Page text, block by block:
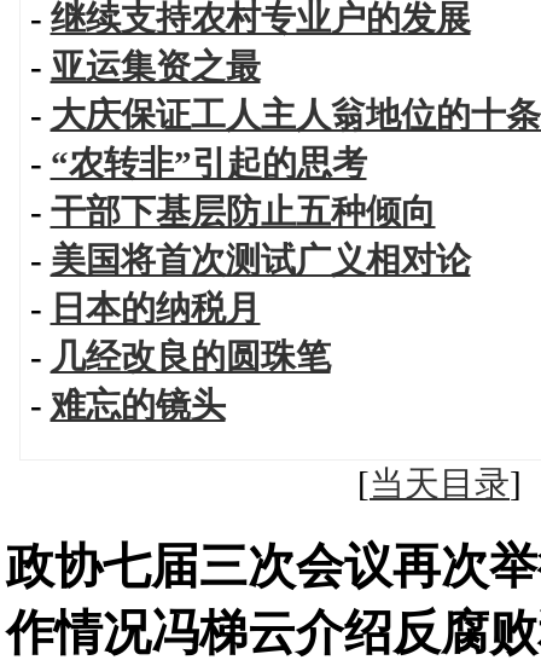
- 继续支持农村专业户的发展
- 亚运集资之最
- 大庆保证工人主人翁地位的十
- “农转非”引起的思考
- 干部下基层防止五种倾向
- 美国将首次测试广义相对论
- 日本的纳税月
- 几经改良的圆珠笔
- 难忘的镜头
[当天目录
政协七届三次会议再次
作情况冯梯云介绍反腐